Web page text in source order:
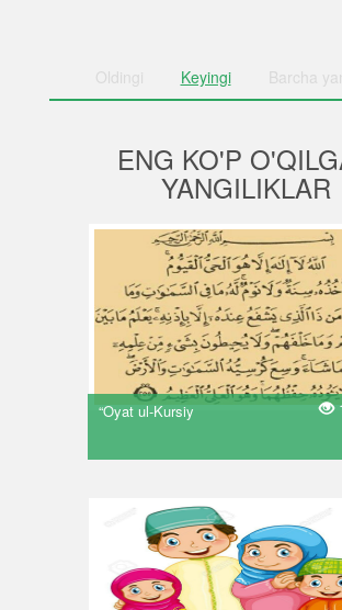
Oldingi Keyingi Barcha
ENG KO'P
YANGILIKLAR
“Oyat ul-Kursiy